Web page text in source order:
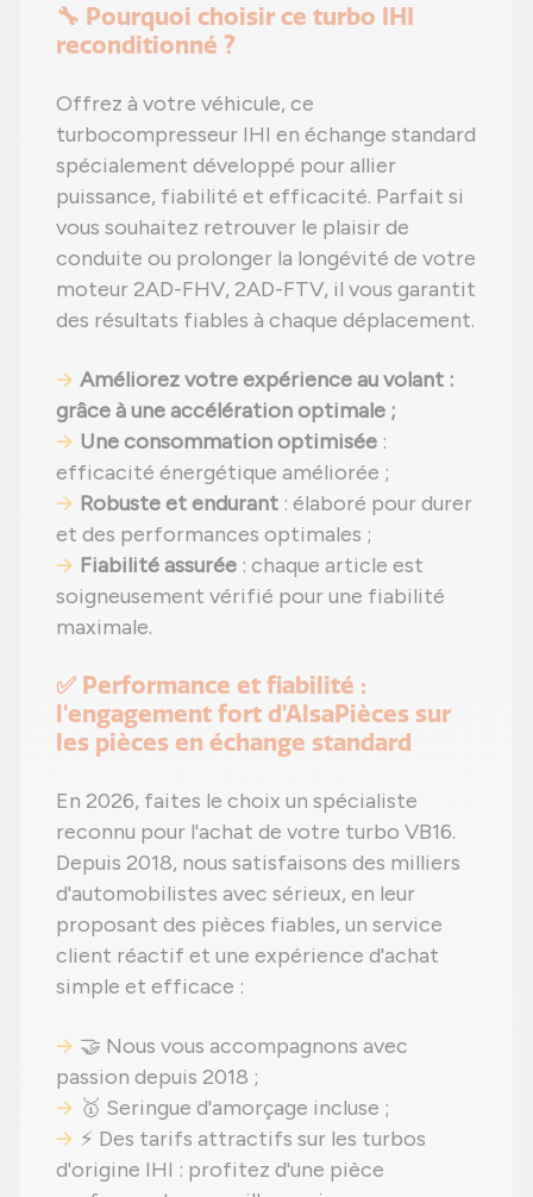
🔧 Pourquoi choisir ce turbo IHI
reconditionné ?
Offrez à votre véhicule, ce
turbocompresseur IHI en échange standard
spécialement développé pour allier
puissance, fiabilité et efficacité. Parfait si
vous souhaitez retrouver le plaisir de
conduite ou prolonger la longévité de votre
moteur 2AD-FHV, 2AD-FTV, il vous garantit
des résultats fiables à chaque déplacement.
Améliorez votre expérience au volant :
grâce à une accélération optimale ;
Une consommation optimisée :
efficacité énergétique améliorée ;
Robuste et endurant : élaboré pour durer
et des performances optimales ;
Fiabilité assurée : chaque article est
soigneusement vérifié pour une fiabilité
maximale.
✅ Performance et fiabilité :
l'engagement fort d'AlsaPièces sur
les pièces en échange standard
En 2026, faites le choix un spécialiste
reconnu pour l'achat de votre turbo VB16.
Depuis 2018, nous satisfaisons des milliers
d'automobilistes avec sérieux, en leur
proposant des pièces fiables, un service
client réactif et une expérience d'achat
simple et efficace :
🤝 Nous vous accompagnons avec
passion depuis 2018 ;
🥇 Seringue d'amorçage incluse ;
⚡ Des tarifs attractifs sur les turbos
d'origine IHI : profitez d'une pièce